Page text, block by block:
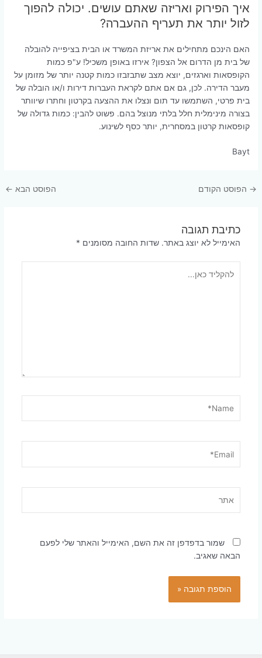
איך הפירוק ואריזה שאתם עושים. יכולה להפוך
לזול יותר את תעריף ההעברה?
האם הינכם מתחילים את אריזת המשרד או הבית בציפייה להובלה
של בית מן הדרום אל הצפון? אירזו באופן משכיל! ע"פ כמות
הקופסאות וארגזים, יוצא מצב שתבזבזו כמות קטנה יותר של מזומן על
מעבר הדירה. לכן, גם אם אתם לקראת העברות דירות ו/או הובלה של
בית פרטי, השתמשו עד תום ונצלו את ההצעה בקרטון וחתרו שיוותר
בצורה מינימלית חלל בלתי מנוצל בהם. פשוט להבין: כמות גדולה של
קופסאות קרטון במסחרית, יותר כסף לשינוע.
Bayt
Post
→ הפוסט הקודם הפוסט הבא ←
כתיבת תגובה
האימייל לא יוצג באתר. שדות החובה מסומנים *
כאן...
שמור בדפדפן זה את השם, האימייל והאתר שלי לפעם
הבאה שאגיב.